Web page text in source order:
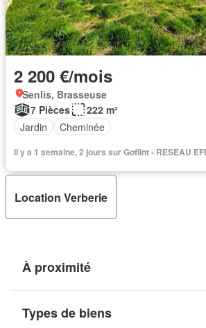
2 200 €/mois
Senlis, Brasseuse
7 Pièces
222 m²
Jardin
Cheminée
Il y a 1 semaine, 2 jours sur Goflint - RESEAU
Location Verberie
À proximité
Types de biens